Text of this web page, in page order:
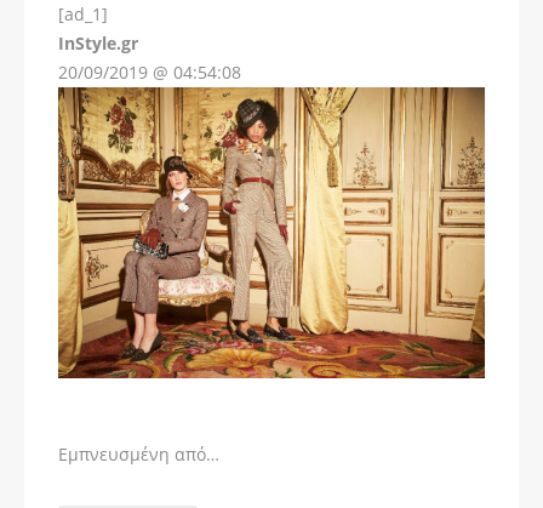
[ad_1]
InStyle.gr
20/09/2019 @ 04:54:08
Εμπνευσμένη από…